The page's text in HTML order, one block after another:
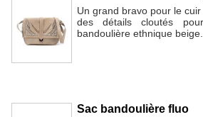
Un grand bravo pour le
des détails cloutés
bandoulière ethnique
Sac bandoulière fluo